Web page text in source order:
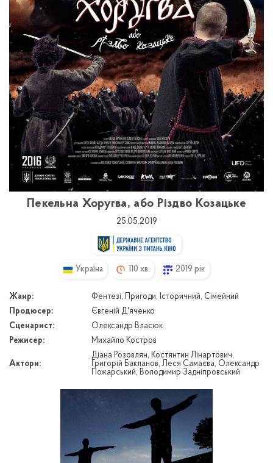
Пекельна Хоругва, або Різдво Козацьке
25.05.2019
Україна 110 хв. 2019 рік
Жанр:
Фентезі, Пригоди, Історичний, Сімейний
Продюсер:
Євгеній Д'яченко
Сценарист:
Олександр Власюк
Режисер:
Михайло Костров
Актори:
Діана Розовлян, Костянтин Лінартович,
Григорій Бакланов, Леся Самаєва, Олександр
Пожарський, Володимир Задніпровський